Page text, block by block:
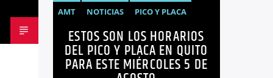
AMT NOTICIAS
PICO Y PLACA
QUITO
SANCIONES
ESTOS SON LOS HORARIOS
DEL PICO Y PLACA EN QUITO
PARA ESTE MIÉRCOLES 5 DE